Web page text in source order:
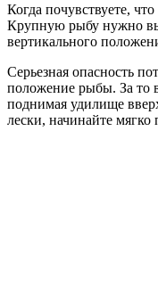
Когда почувствуете,
Крупную рыбу нужно
вертикального
Серьезная опасность
положение рыбы. За то
поднимая удилище
лески, начинайте